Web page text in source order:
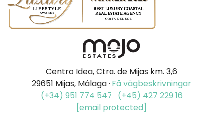
Centro Idea, Ctra. de Mijas km. 3,6
29651 Mijas, Málaga · Få vägbeskrivningar
(+34) 951 774 547
(+45) 427 229 16
[email protected]